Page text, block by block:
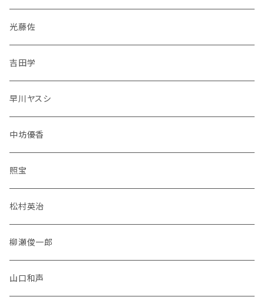
光藤佐
吉田学
早川ヤスシ
中坊優香
照宝
松村英治
柳瀬俊一郎
山口和声